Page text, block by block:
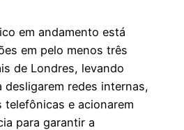
em andamento está
em pelo menos três
de Londres, levando
desligarem redes internas,
telefônicas e acionarem
para garantir a